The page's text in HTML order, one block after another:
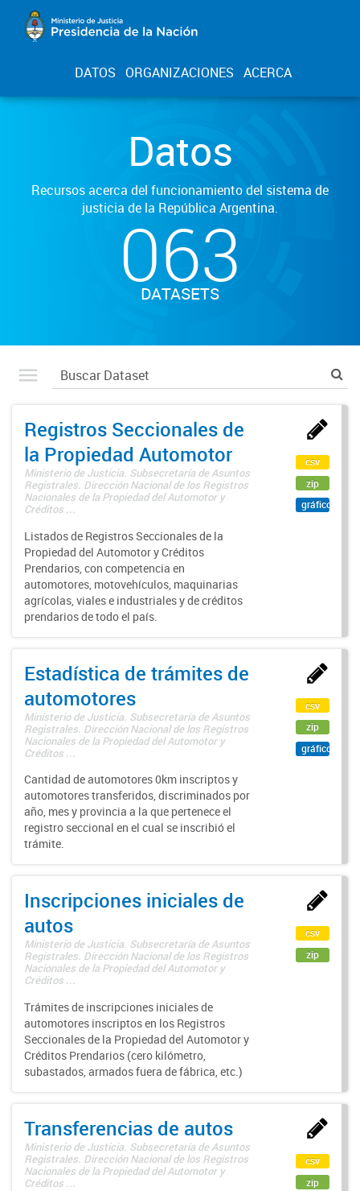
DATOS ORGANIZACIONES ACERCA
Datos
Recursos acerca del funcionamiento del sistema de
justicia de la República Argentina.
063
DATASETS
Registros Seccionales de
la Propiedad Automotor
Ministerio de Justicia. Subsecretaría de Asuntos
Registrales. Dirección Nacional de los Registros
Nacionales de la Propiedad del Automotor y
Créditos ...
Listados de Registros Seccionales de la
Propiedad del Automotor y Créditos
Prendarios, con competencia en
automotores, motovehículos, maquinarias
agrícolas, viales e industriales y de créditos
prendarios de todo el país.
csv
zip
gráfico
Estadística de trámites de
automotores
Ministerio de Justicia. Subsecretaría de Asuntos
Registrales. Dirección Nacional de los Registros
Nacionales de la Propiedad del Automotor y
Créditos ...
Cantidad de automotores 0km inscriptos y
automotores transferidos, discriminados por
año, mes y provincia a la que pertenece el
registro seccional en el cual se inscribió el
trámite.
csv
zip
gráfico
Inscripciones iniciales de
autos
Ministerio de Justicia. Subsecretaría de Asuntos
Registrales. Dirección Nacional de los Registros
Nacionales de la Propiedad del Automotor y
Créditos ...
Trámites de inscripciones iniciales de
automotores inscriptos en los Registros
Seccionales de la Propiedad del Automotor y
Créditos Prendarios (cero kilómetro,
subastados, armados fuera de fábrica, etc.)
csv
zip
Transferencias de autos
Ministerio de Justicia. Subsecretaría de Asuntos
Registrales. Dirección Nacional de los Registros
Nacionales de la Propiedad del Automotor y
Créditos ...
csv
zip